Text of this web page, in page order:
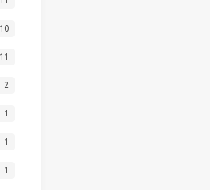
10
11
2
1
1
1